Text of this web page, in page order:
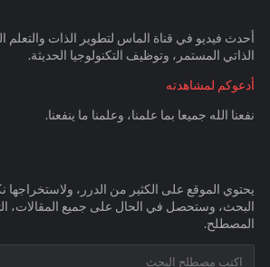
أحدث فيديو في قناة الماس لتطوير الذات والتعلم
الذاتي المستمر، وتوظيف التكنولوجيا الحديثة.
أدعوكم لمشاهدته
نفعنا الله جميعا بما علمنا، وعلمنا ما ينفعنا.
يحتوي الموقع على الكثير من الدرر،
البحث، وستحصل في الحال على جميع المقالات،
المصطلح.